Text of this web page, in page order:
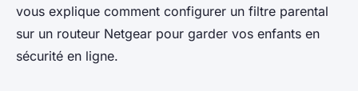
vous explique comment configurer un filtre parental
sur un routeur Netgear pour garder vos enfants en
sécurité en ligne.